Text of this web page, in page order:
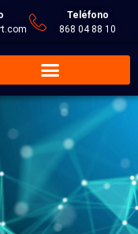
Teléfono
868 04 88 10